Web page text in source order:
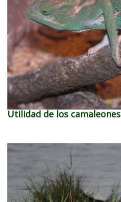
Utilidad de los camaleones